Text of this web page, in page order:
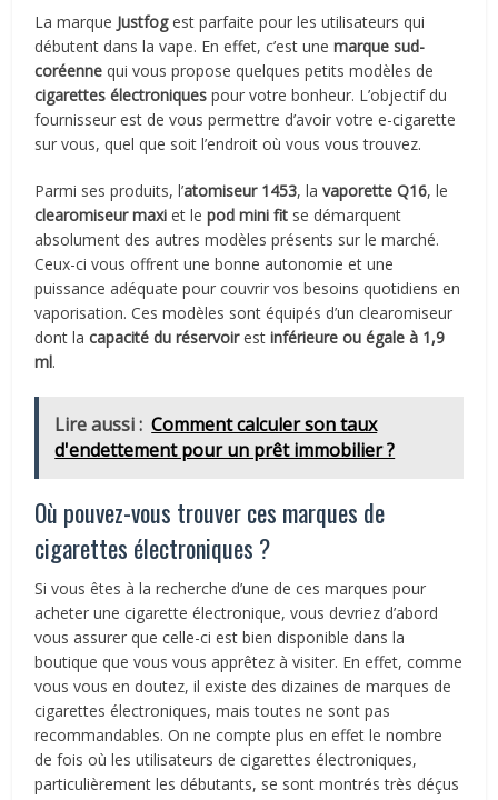
La marque Justfogest parfaite pour les utilisateurs qui
débutent dans la vape. En effet, c’est unemarque sud-
coréenne qui vous propose quelques petits modèles de
cigarettes électroniques pour votre bonheur. L’objectif du
fournisseur est de vous permettre d’avoir votre e-cigarette
sur vous, quel que soit l’endroit où vous vous trouvez.
Parmi ses produits, l’atomiseur 1453, lavaporette Q16, le
clearomiseur maxi et lepod mini fit se démarquent
absolument des autres modèles présents sur le marché.
Ceux-ci vous offrent une bonne autonomie et une
puissance adéquate pour couvrir vos besoins quotidiens en
vaporisation. Ces modèles sont équipés d’un clearomiseur
dont lacapacité du réservoirestinférieure ou égale à 1,9
ml.
Lire aussi : Comment calculer son taux
d'endettement pour un prêt immobilier ?
Où pouvez-vous trouver ces marques de
cigarettes électroniques ?
Si vous êtes à la recherche d’une de ces marques pour
acheter une cigarette électronique, vous devriez d’abord
vous assurer que celle-ci est bien disponible dans la
boutique que vous vous apprêtez à visiter. En effet, comme
vous vous en doutez, il existe des dizaines de marques de
cigarettes électroniques, mais toutes ne sont pas
recommandables. On ne compte plus en effet le nombre
de fois où les utilisateurs de cigarettes électroniques,
particulièrement les débutants, se sont montrés très déçus